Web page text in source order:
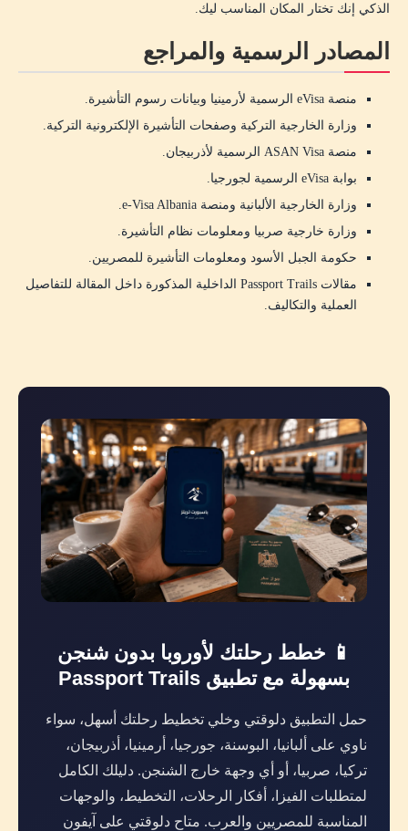
الذكي إنك تختار المكان المناسب ليك.
المصادر الرسمية والمراجع
منصة eVisa الرسمية لأرمينيا وبيانات رسوم التأشيرة.
وزارة الخارجية التركية وصفحات التأشيرة الإلكترونية التركية.
منصة ASAN Visa الرسمية لأذربيجان.
بوابة eVisa الرسمية لجورجيا.
وزارة الخارجية الألبانية ومنصة e-Visa Albania.
وزارة خارجية صربيا ومعلومات نظام التأشيرة.
حكومة الجبل الأسود ومعلومات التأشيرة للمصريين.
مقالات Passport Trails الداخلية المذكورة داخل المقالة للتفاصيل
العملية والتكاليف.
📱 خطط رحلتك لأوروبا بدون شنجن
بسهولة مع تطبيق Passport Trails
حمل التطبيق دلوقتي وخلي تخطيط رحلتك أسهل، سواء
ناوي على ألبانيا، البوسنة، جورجيا، أرمينيا، أذربيجان،
تركيا، صربيا، أو أي وجهة خارج الشنجن. دليلك الكامل
لمتطلبات الفيزا، أفكار الرحلات، التخطيط، والوجهات
المناسبة للمصريين والعرب. متاح دلوقتي على آيفون